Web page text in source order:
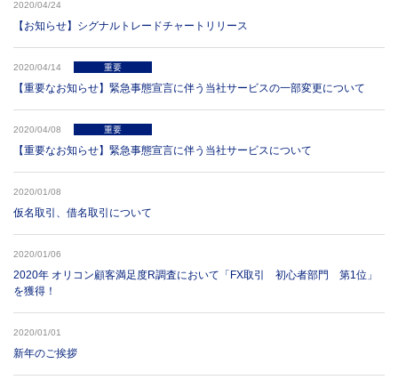
2020/04/24
【お知らせ】シグナルトレードチャートリリース
2020/04/14 重要
【重要なお知らせ】緊急事態宣言に伴う当社サービスの一部変更について
2020/04/08 重要
【重要なお知らせ】緊急事態宣言に伴う当社サービスについて
2020/01/08
仮名取引、借名取引について
2020/01/06
2020年 オリコン顧客満足度R調査において「FX取引 初心者部門 第1位」
を獲得！
2020/01/01
新年のご挨拶